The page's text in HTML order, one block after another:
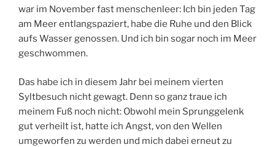
war im November fast menschenleer: Ich bin jeden Tag
am Meer entlangspaziert, habe die Ruhe und den Blick
aufs Wasser genossen. Und ich bin sogar noch im Meer
geschwommen.
Das habe ich in diesem Jahr bei meinem vierten
Syltbesuch nicht gewagt. Denn so ganz traue ich
meinem Fuß noch nicht: Obwohl mein Sprunggelenk
gut verheilt ist, hatte ich Angst, von den Wellen
umgeworfen zu werden und mich dabei erneut zu